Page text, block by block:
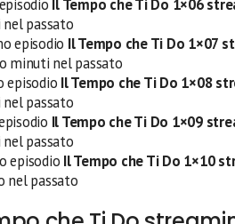
Il Tempo che Ti Do 1×06
passato
episodio Il Tempo che Ti Do 1×07
minuti nel passato
episodio Il Tempo che Ti Do 1×08
passato
Il Tempo che Ti Do 1×09
passato
episodio Il Tempo che Ti Do 1×10
nel passato